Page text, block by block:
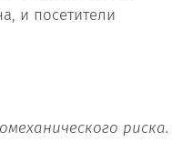
и посетители
риска.